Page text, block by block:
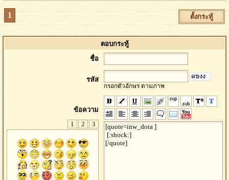
1 ตั้งกระทู้
ตอบกระทู้
ชื่อ
รหัส
กรอกตัวอักษร ตามภาพ
ข้อความ
1
2 3